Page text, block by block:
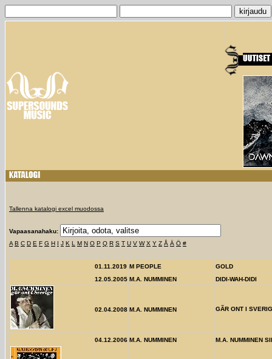
Tallenna katalogi excel muodossa
Vapaasanahaku:
A B C D E F G H I J K L M N O P Q R S T U V W X Y Z Å Ä Ö #
01.11.2019 M PEOPLE
GOLD
12.05.2005 M.A. NUMMINEN DIDI-WAH-DIDI
02.04.2008 M.A. NUMMINEN GÃR ONT I
04.12.2006 M.A. NUMMINEN M.A. NUMMINEN